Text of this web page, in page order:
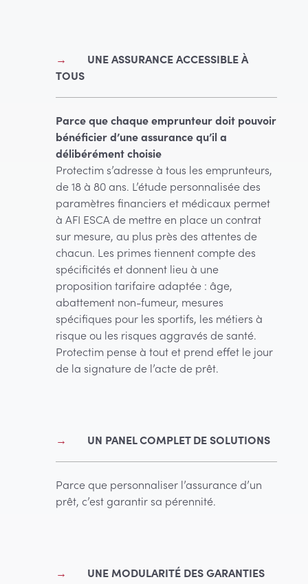
UNE ASSURANCE ACCESSIBLE À
TOUS
Parce que chaque emprunteur doit pouvoir
bénéficier d’une assurance qu’il a
délibérément choisie
Protectim s’adresse à tous les emprunteurs,
de 18 à 80 ans. L’étude personnalisée des
paramètres financiers et médicaux permet
à AFI ESCA de mettre en place un contrat
sur mesure, au plus près des attentes de
chacun. Les primes tiennent compte des
spécificités et donnent lieu à une
proposition tarifaire adaptée : âge,
abattement non-fumeur, mesures
spécifiques pour les sportifs, les métiers à
risque ou les risques aggravés de santé.
Protectim pense à tout et prend effet le jour
de la signature de l’acte de prêt.
UN PANEL COMPLET DE SOLUTIONS
Parce que personnaliser l’assurance d’un
prêt, c’est garantir sa pérennité.
UNE MODULARITÉ DES GARANTIES